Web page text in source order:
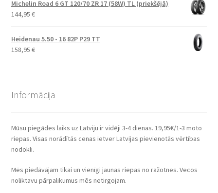
Michelin Road 6 GT 120/70 ZR 17 (58W) TL (priekšējā)
144,95 €
Heidenau 5.50 - 16 82P P29 TT
158,95 €
Informācija
Mūsu piegādes laiks uz Latviju ir vidēji 3-4 dienas. 19,95€/1-3 moto
riepas. Visas norādītās cenas ietver Latvijas pievienotās vērtības
nodokli.
Mēs piedāvājam tikai un vienīgi jaunas riepas no ražotnes. Vecos
noliktavu pārpalikumus mēs netirgojam.